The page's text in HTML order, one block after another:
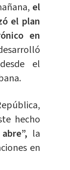
el
el plan
en
el
hecho
la
en